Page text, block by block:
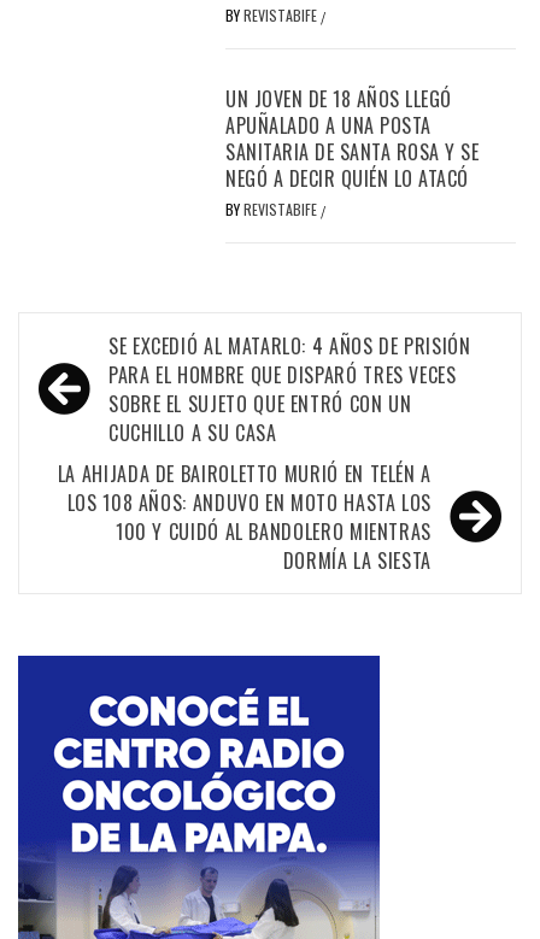
BYREVISTABIFE /
UN JOVEN DE 18 AÑOS LLEGÓ
APUÑALADO A UNA POSTA
SANITARIA DE SANTA ROSA Y SE
NEGÓ A DECIR QUIÉN LO ATACÓ
BYREVISTABIFE /
Navegación
de
entradas
SE EXCEDIÓ AL MATARLO: 4 AÑOS DE PRISIÓN
PARA EL HOMBRE QUE DISPARÓ TRES VECES
SOBRE EL SUJETO QUE ENTRÓ CON UN
CUCHILLO A SU CASA
LA AHIJADA DE BAIROLETTO MURIÓ EN TELÉN A
LOS 108 AÑOS: ANDUVO EN MOTO HASTA LOS
100 Y CUIDÓ AL BANDOLERO MIENTRAS
DORMÍA LA SIESTA